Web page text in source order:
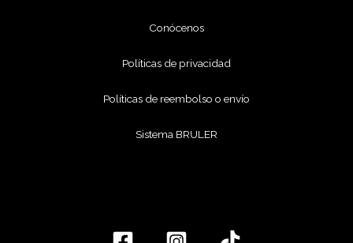
Conócenos
Políticas de privacidad
Políticas de reembolso o envío
Sistema BRULER